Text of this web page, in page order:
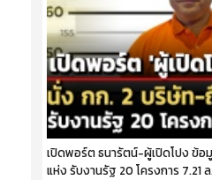
เปิดพอร์ต ธนารัตน์-ผู้เปิดโปง ข้อ
แห่ง รับงานรัฐ 20 โครงการ 7.21